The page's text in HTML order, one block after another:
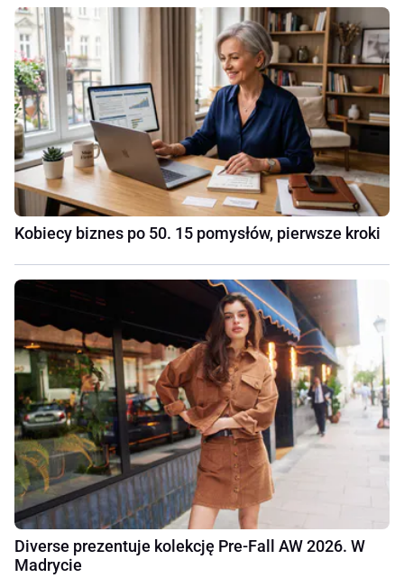
Kobiecy biznes po 50. 15 pomysłów, pierwsze kroki
Diverse prezentuje kolekcję Pre-Fall AW 2026. W
Madrycie